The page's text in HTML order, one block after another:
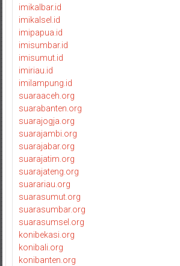
imikalbar.id
imikalsel.id
imipapua.id
imisumbar.id
imisumut.id
imiriau.id
imilampung.id
suaraaceh.org
suarabanten.org
suarajogja.org
suarajambi.org
suarajabar.org
suarajatim.org
suarajateng.org
suarariau.org
suarasumut.org
suarasumbar.org
suarasumsel.org
konibekasi.org
konibali.org
konibanten.org